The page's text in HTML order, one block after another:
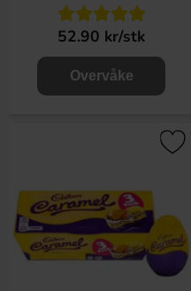
52.90 kr/stk
Overvåke